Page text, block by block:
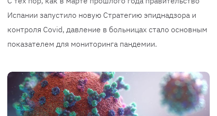
Испании запустило новую Стратегию эпиднадзора и
контроля Covid, давление в больницах стало основным
показателем для мониторинга пандемии.